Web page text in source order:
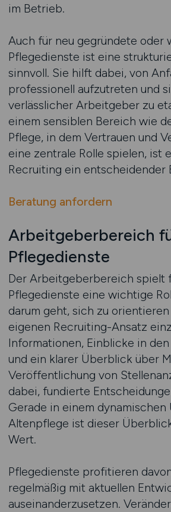
im Betrieb.
Auch für neu gegründete oder
Pflegedienste ist eine
sinnvoll. Sie hilft dabei, von
professionell aufzutreten und
verlässlicher Arbeitgeber zu
einem sensiblen Bereich wie
Pflege, in dem Vertrauen und
eine zentrale Rolle spielen, ist
Recruiting ein entscheidender
Beratung anfordern
Arbeitgeberbereich
Pflegedienste
Der Arbeitgeberbereich spielt
Pflegedienste eine wichtige
darum geht, sich zu
eigenen Recruiting-Ansatz
Informationen, Einblicke in
und ein klarer Überblick über
Veröffentlichung von
dabei, fundierte
Gerade in einem
Altenpflege ist dieser
Wert.
Pflegedienste profitieren
regelmäßig mit aktuellen
auseinanderzusetzen.